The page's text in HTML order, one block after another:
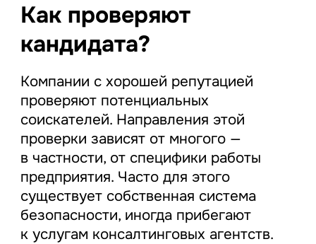
Как проверяют
кандидата?
Компании с хорошей репутацией
проверяют потенциальных
соискателей. Направления этой
проверки зависят от многого —
в частности, от специфики работы
предприятия. Часто для этого
существует собственная система
безопасности, иногда прибегают
к услугам консалтинговых агентств.